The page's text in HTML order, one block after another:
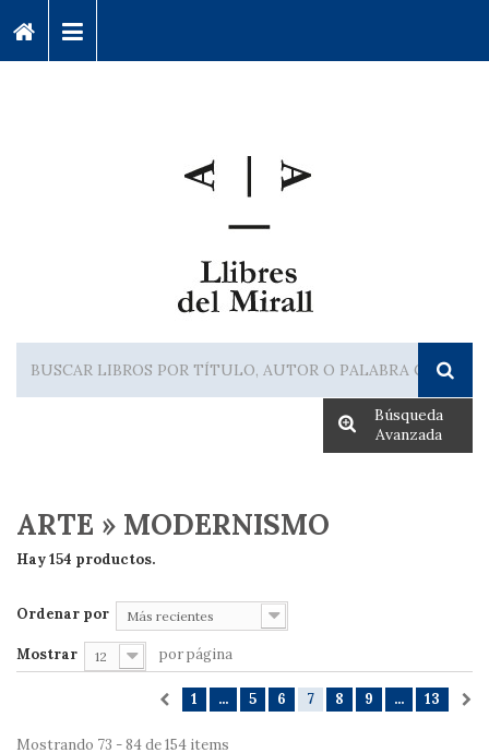
Búsqueda
Avanzada
ARTE » MODERNISMO
Hay 154 productos.
Ordenar por Más recientes
Mostrar 12 por página
1 ... 5 6 7 8 9 ... 13
Mostrando 73 - 84 de 154 items